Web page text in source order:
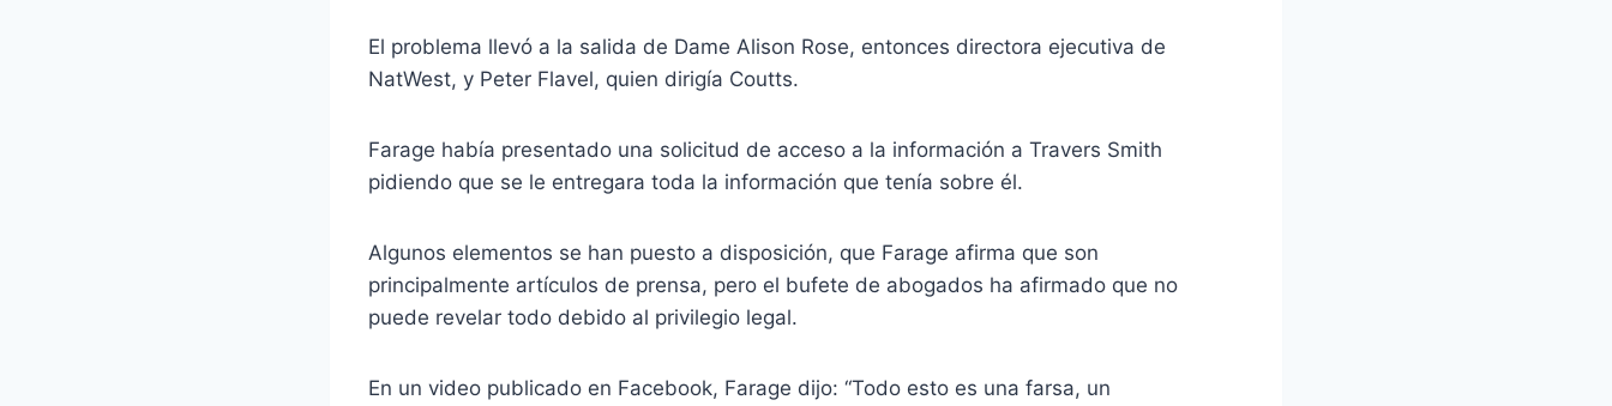
El problema llevó a la salida de Dame Alison Rose, entonces directora ejecutiva de
NatWest, y Peter Flavel, quien dirigía Coutts.
Farage había presentado una solicitud de acceso a la información a Travers Smith
pidiendo que se le entregara toda la información que tenía sobre él.
Algunos elementos se han puesto a disposición, que Farage afirma que son
principalmente artículos de prensa, pero el bufete de abogados ha afirmado que no
puede revelar todo debido al privilegio legal.
En un video publicado en Facebook, Farage dijo: “Todo esto es una farsa, un